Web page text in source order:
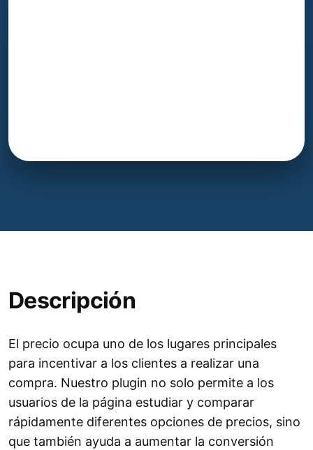
Descripción
El precio ocupa uno de los lugares principales
para incentivar a los clientes a realizar una
compra. Nuestro plugin no solo permite a los
usuarios de la página estudiar y comparar
rápidamente diferentes opciones de precios, sino
que también ayuda a aumentar la conversión